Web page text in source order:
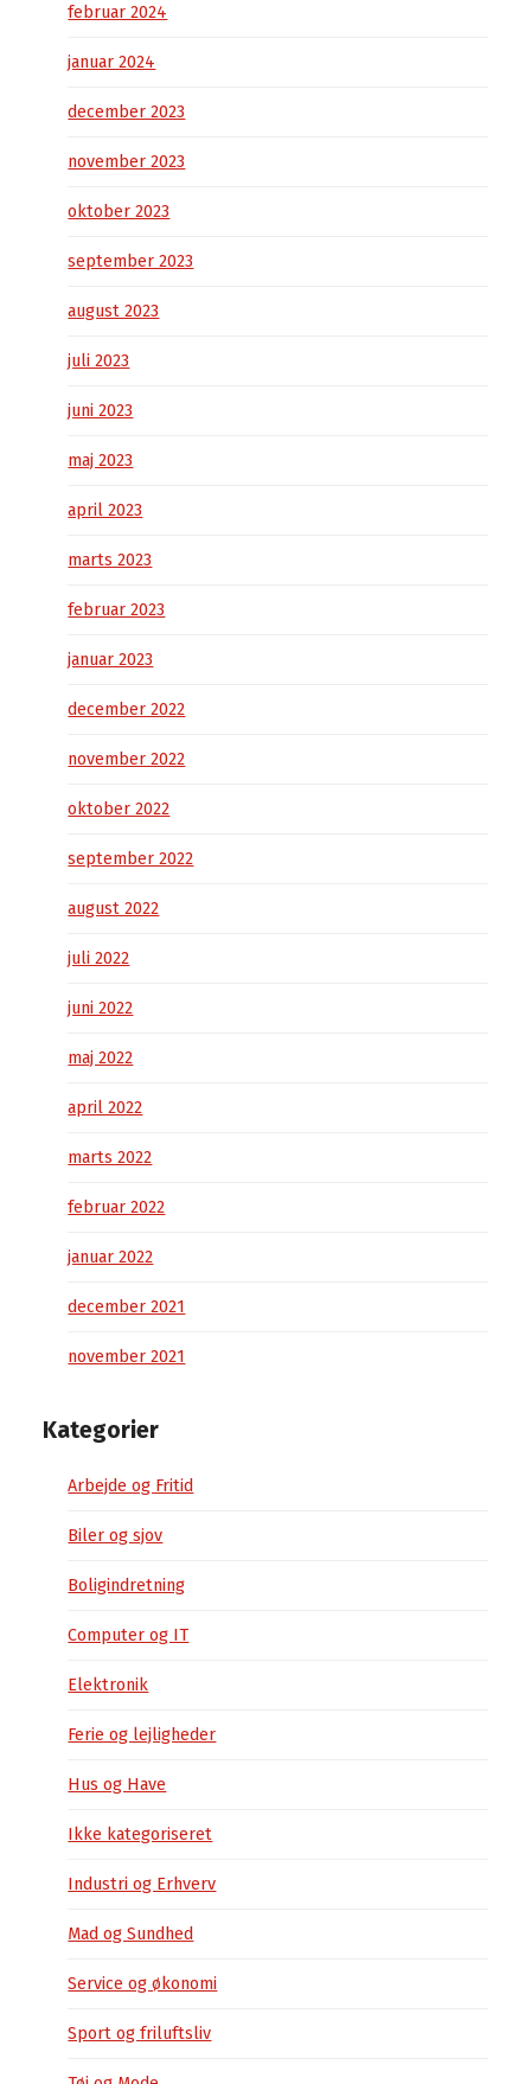
februar 2024
januar 2024
december 2023
november 2023
oktober 2023
september 2023
august 2023
juli 2023
juni 2023
maj 2023
april 2023
marts 2023
februar 2023
januar 2023
december 2022
november 2022
oktober 2022
september 2022
august 2022
juli 2022
juni 2022
maj 2022
april 2022
marts 2022
februar 2022
januar 2022
december 2021
november 2021
Kategorier
Arbejde og Fritid
Biler og sjov
Boligindretning
Computer og IT
Elektronik
Ferie og lejligheder
Hus og Have
Ikke kategoriseret
Industri og Erhverv
Mad og Sundhed
Service og økonomi
Sport og friluftsliv